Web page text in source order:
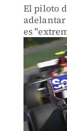
El piloto
es